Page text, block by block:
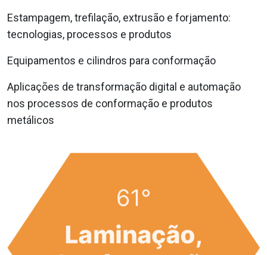
Estampagem, trefilação, extrusão e forjamento:
tecnologias, processos e produtos
Equipamentos e cilindros para conformação
Aplicações de transformação digital e automação
nos processos de conformação e produtos
metálicos